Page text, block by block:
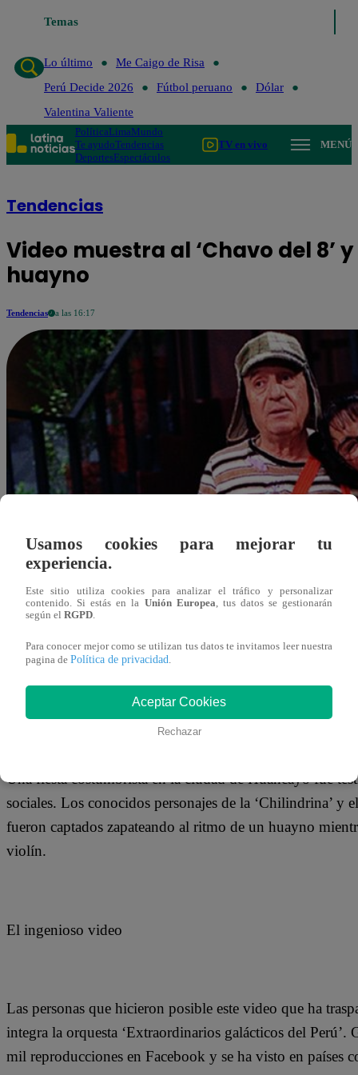
Temas
Lo último
Me Caigo de Risa
Perú Decide 2026
Fútbol peruano
Dólar
Valentina Valiente
PolíticaLimaMundo
Te ayudoTendencias
DeportesEspectáculos
TV en vivo MENÚ
Tendencias
Video muestra al ‘Chavo del 8’
huayno
Tendencias a las 16:17
Redacción Latina
16 de agosto 2019
Una fiesta costumbrista en la ciudad de Huancayo fue
sociales. Los conocidos personajes de la ‘Chilindrina’ y
fueron captados zapateando al ritmo de un huayno
violín.
El ingenioso video
Las personas que hicieron posible este video que ha
integra la orquesta ‘Extraordinarios galácticos del
mil reproducciones en Facebook y se ha visto en países
Usamos cookies para mejorar tu
experiencia.
Este sitio utiliza cookies para analizar el tráfico y personalizar
contenido. Si estás en la Unión Europea , tus datos se gestionarán
según el RGPD
Para conocer mejor como se utilizan tus datos te invitamos leer nuestra
pagina de Política de privacidad
Aceptar Cookies
Rechazar